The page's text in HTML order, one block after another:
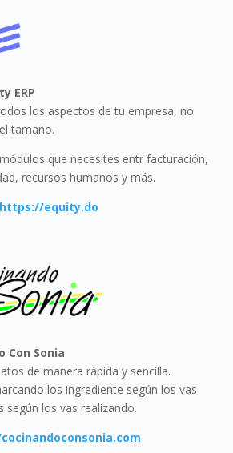
ERP
los aspectos de tu empresa, no
tamaño.
que necesites entr facturación,
recursos humanos y más.
https://equity.do
Con Sonia
de manera rápida y sencilla.
los ingrediente según los vas
según los vas realizando.